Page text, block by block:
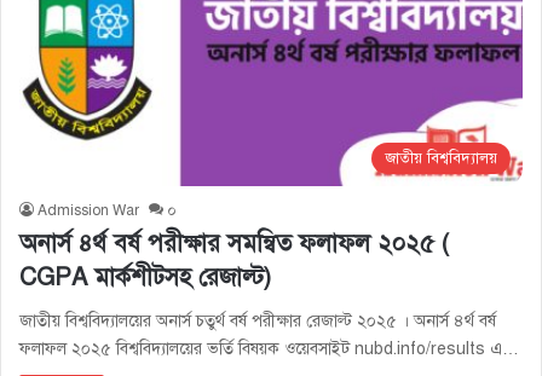
জাতীয় বিশ্ববিদ্যালয়
Admission War ০
অনার্স ৪র্থ বর্ষ পরীক্ষার সমন্বিত ফলাফল ২০২৫ (
CGPA মার্কশীটসহ রেজাল্ট)
জাতীয় বিশ্ববিদ্যালয়ের অনার্স চতুর্থ বর্ষ পরীক্ষার রেজাল্ট ২০২৫ । অনার্স ৪র্থ বর্ষ
ফলাফল ২০২৫ বিশ্ববিদ্যালয়ের ভর্তি বিষয়ক ওয়েবসাইট nubd.info/results এ…